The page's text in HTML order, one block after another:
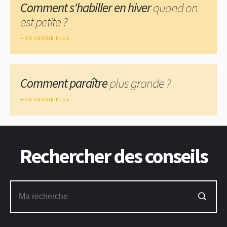
Comment s'habiller en hiverquand on
est petite ?
EN SAVOIR PLUS
Comment paraîtreplus grande ?
EN SAVOIR PLUS
Rechercher des conseils